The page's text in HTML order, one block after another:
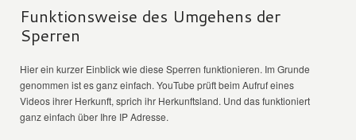
Funktionsweise des Umgehens der
Sperren
Hier ein kurzer Einblick wie diese Sperren funktionieren. Im Grunde
genommen ist es ganz einfach. YouTube prüft beim Aufruf eines
Videos ihrer Herkunft, sprich ihr Herkunftsland. Und das funktioniert
ganz einfach über Ihre IP Adresse.